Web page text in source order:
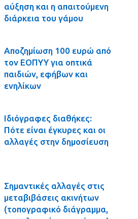
αύξηση και η απαιτούμενη
διάρκεια του γάμου
Αποζημίωση 100 ευρώ από
τον ΕΟΠΥΥ για οπτικά
παιδιών, εφήβων και
ενηλίκων
Ιδιόγραφες διαθήκες:
Πότε είναι έγκυρες και οι
αλλαγές στην δημοσίευση
Σημαντικές αλλαγές στις
μεταβιβάσεις ακινήτων
(τοπογραφικό διάγραμμα,